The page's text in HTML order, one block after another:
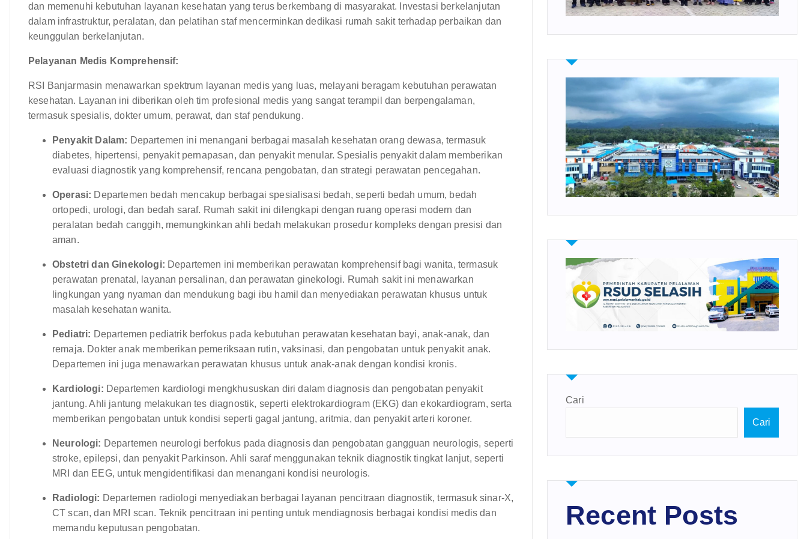
dan memenuhi kebutuhan layanan kesehatan yang terus berkembang di masyarakat. Investasi berkelanjutan
dalam infrastruktur, peralatan, dan pelatihan staf mencerminkan dedikasi rumah sakit terhadap perbaikan dan
keunggulan berkelanjutan.
Pelayanan Medis Komprehensif:
RSI Banjarmasin menawarkan spektrum layanan medis yang luas, melayani beragam kebutuhan perawatan
kesehatan. Layanan ini diberikan oleh tim profesional medis yang sangat terampil dan berpengalaman,
termasuk spesialis, dokter umum, perawat, dan staf pendukung.
Penyakit Dalam: Departemen ini menangani berbagai masalah kesehatan orang dewasa, termasuk
diabetes, hipertensi, penyakit pernapasan, dan penyakit menular. Spesialis penyakit dalam memberikan
evaluasi diagnostik yang komprehensif, rencana pengobatan, dan strategi perawatan pencegahan.
Operasi: Departemen bedah mencakup berbagai spesialisasi bedah, seperti bedah umum, bedah
ortopedi, urologi, dan bedah saraf. Rumah sakit ini dilengkapi dengan ruang operasi modern dan
peralatan bedah canggih, memungkinkan ahli bedah melakukan prosedur kompleks dengan presisi dan
aman.
Obstetri dan Ginekologi: Departemen ini memberikan perawatan komprehensif bagi wanita, termasuk
perawatan prenatal, layanan persalinan, dan perawatan ginekologi. Rumah sakit ini menawarkan
lingkungan yang nyaman dan mendukung bagi ibu hamil dan menyediakan perawatan khusus untuk
masalah kesehatan wanita.
Pediatri: Departemen pediatrik berfokus pada kebutuhan perawatan kesehatan bayi, anak-anak, dan
remaja. Dokter anak memberikan pemeriksaan rutin, vaksinasi, dan pengobatan untuk penyakit anak.
Departemen ini juga menawarkan perawatan khusus untuk anak-anak dengan kondisi kronis.
Kardiologi: Departemen kardiologi mengkhususkan diri dalam diagnosis dan pengobatan penyakit
jantung. Ahli jantung melakukan tes diagnostik, seperti elektrokardiogram (EKG) dan ekokardiogram, serta
memberikan pengobatan untuk kondisi seperti gagal jantung, aritmia, dan penyakit arteri koroner.
Neurologi: Departemen neurologi berfokus pada diagnosis dan pengobatan gangguan neurologis, seperti
stroke, epilepsi, dan penyakit Parkinson. Ahli saraf menggunakan teknik diagnostik tingkat lanjut, seperti
MRI dan EEG, untuk mengidentifikasi dan menangani kondisi neurologis.
Radiologi: Departemen radiologi menyediakan berbagai layanan pencitraan diagnostik, termasuk sinar-X,
CT scan, dan MRI scan. Teknik pencitraan ini penting untuk mendiagnosis berbagai kondisi medis dan
memandu keputusan pengobatan.
Cari
Cari
Recent Posts